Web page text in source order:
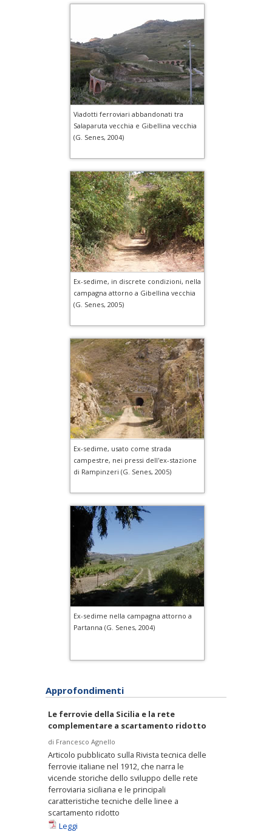
Viadotti ferroviari abbandonati tra
Salaparuta vecchia e Gibellina vecchia
(G. Senes, 2004)
Ex-sedime, in discrete condizioni, nella
campagna attorno a Gibellina vecchia
(G. Senes, 2005)
Ex-sedime, usato come strada
campestre, nei pressi dell'ex-stazione
di Rampinzeri (G. Senes, 2005)
Ex-sedime nella campagna attorno a
Partanna (G. Senes, 2004)
Approfondimenti
Le ferrovie della Sicilia e la rete
complementare a scartamento ridotto
di Francesco Agnello
Articolo pubblicato sulla Rivista tecnica delle
ferrovie italiane nel 1912, che narra le
vicende storiche dello sviluppo delle rete
ferroviaria siciliana e le principali
caratteristiche tecniche delle linee a
scartamento ridotto
Leggi